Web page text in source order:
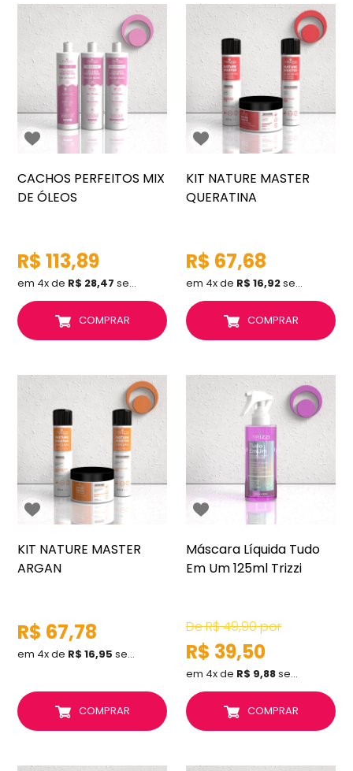
CACHOS PERFEITOS MIX
DE ÓLEOS
R$ 113,89
em 4x de R$ 28,47 sem juros
COMPRAR
KIT NATURE MASTER
QUERATINA
R$ 67,68
em 4x de R$ 16,92sem juros
COMPRAR
KIT NATURE MASTER
ARGAN
R$ 67,78
em 4x de R$ 16,95 sem juros
COMPRAR
Máscara Líquida Tudo
Em Um 125ml Trizzi
DeR$ 49,90por
R$ 39,50
em 4x de R$ 9,88sem juros
COMPRAR